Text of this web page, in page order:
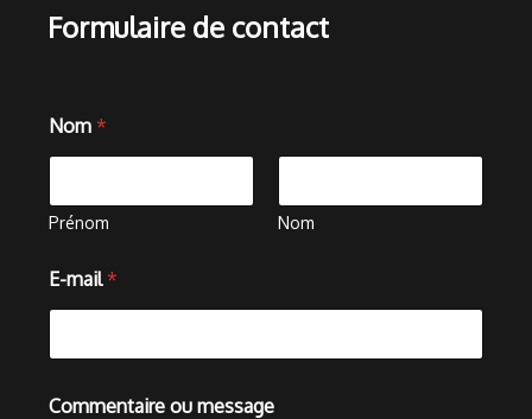
Formulaire de contact
Nom *
Prénom Nom
E-mail *
u
Commentaire ou message